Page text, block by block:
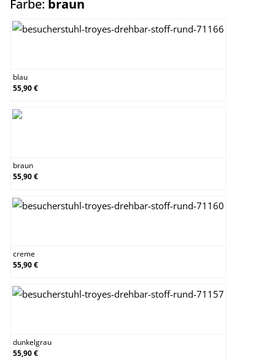
Farbe: braun
blau
55,90 €
braun
55,90 €
creme
55,90 €
dunkelgrau
55,90 €